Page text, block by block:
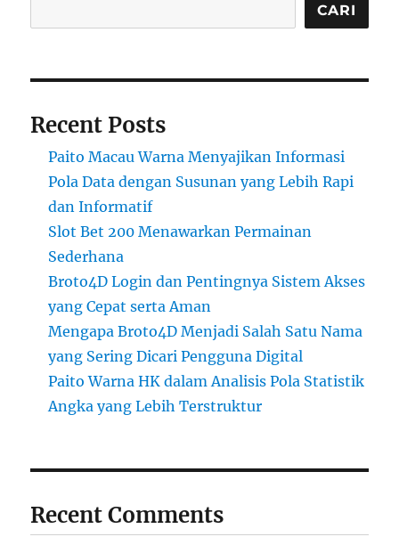
CARI
Recent Posts
Paito Macau Warna Menyajikan Informasi
Pola Data dengan Susunan yang Lebih Rapi
dan Informatif
Slot Bet 200 Menawarkan Permainan
Sederhana
Broto4D Login dan Pentingnya Sistem Akses
yang Cepat serta Aman
Mengapa Broto4D Menjadi Salah Satu Nama
yang Sering Dicari Pengguna Digital
Paito Warna HK dalam Analisis Pola Statistik
Angka yang Lebih Terstruktur
Recent Comments